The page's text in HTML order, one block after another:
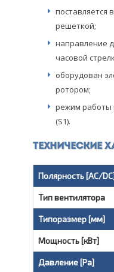
поставляется
решеткой;
направление
часовой
оборудован
ротором;
режим работы
(S1).
Технические
Полярность [AC/
Тип вентилятора
Типоразмер [мм]
Мощность [кВт]
Давление [Pa]